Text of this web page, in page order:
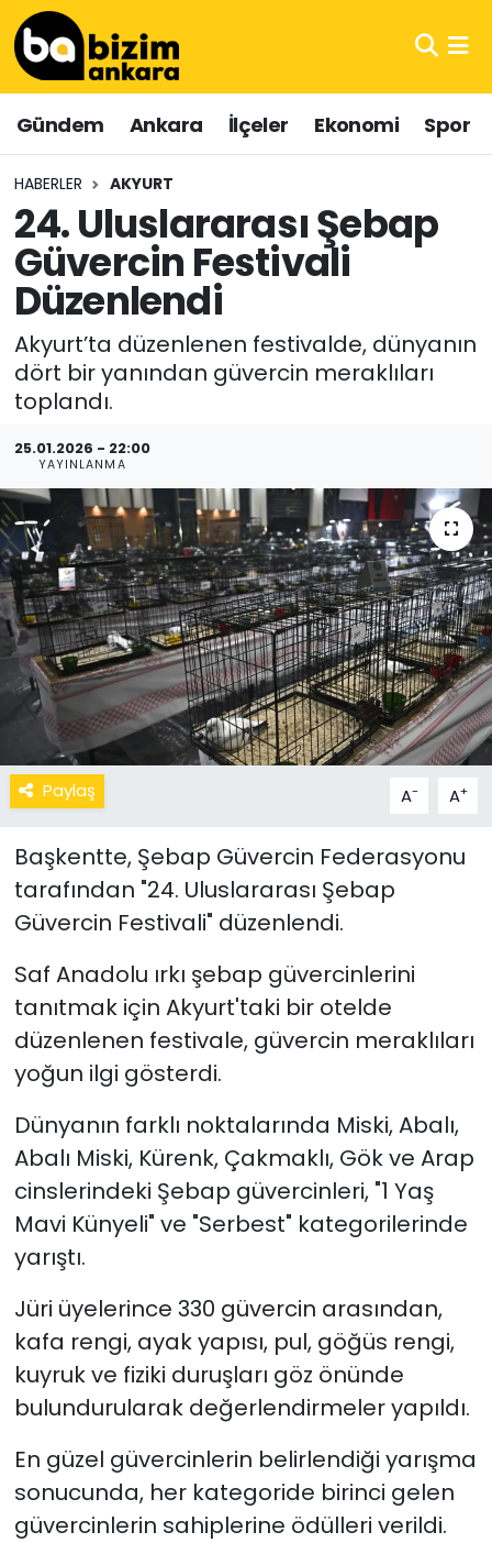
Gündem Ankara İlçeler Ekonomi Spor
HABERLER AKYURT
24. Uluslararası Şebap
Güvercin Festivali
Düzenlendi
Akyurt’ta düzenlenen festivalde, dünyanın
dört bir yanından güvercin meraklıları
toplandı.
25.01.2026 - 22:00
YAYINLANMA
Paylaş A- A+
Başkentte, Şebap Güvercin Federasyonu
tarafından "24. Uluslararası Şebap
Güvercin Festivali" düzenlendi.
Saf Anadolu ırkı şebap güvercinlerini
tanıtmak için Akyurt'taki bir otelde
düzenlenen festivale, güvercin meraklıları
yoğun ilgi gösterdi.
Dünyanın farklı noktalarında Miski, Abalı,
Abalı Miski, Kürenk, Çakmaklı, Gök ve Arap
cinslerindeki Şebap güvercinleri, "1 Yaş
Mavi Künyeli" ve "Serbest" kategorilerinde
yarıştı.
Jüri üyelerince 330 güvercin arasından,
kafa rengi, ayak yapısı, pul, göğüs rengi,
kuyruk ve fiziki duruşları göz önünde
bulundurularak değerlendirmeler yapıldı.
En güzel güvercinlerin belirlendiği yarışma
sonucunda, her kategoride birinci gelen
güvercinlerin sahiplerine ödülleri verildi.
Hava Durumu
Trafik Durumu
Süper Lig Puan Durumu ve Fikstür
Tüm Manşetler
Son Dakika Haberleri
Haber Arşivi